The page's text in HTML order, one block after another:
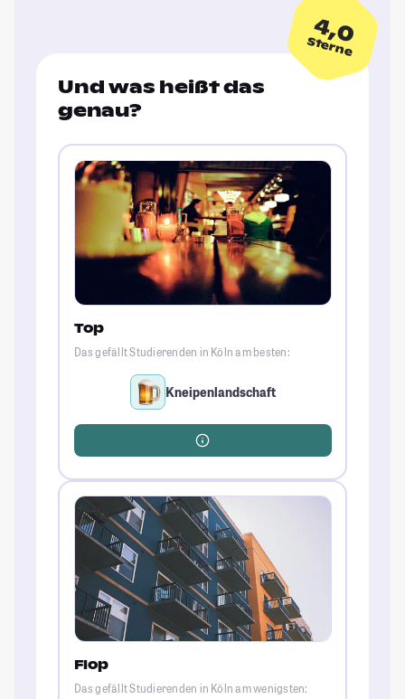
4,0
Sterne
Und was heißt das
genau?
Top
Das gefällt Studierenden in Köln am besten:
Kneipenlandschaft
Flop
Das gefällt Studierenden in Köln am wenigsten: